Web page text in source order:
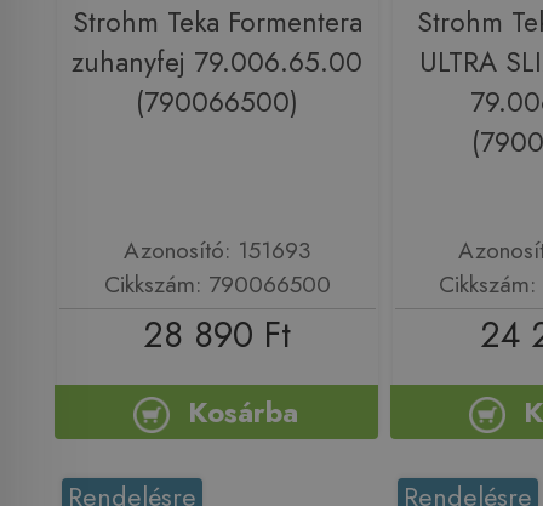
Strohm Teka Formentera
zuhanyfej 79.006.65.00
(790066500)
Azonosító: 151693
Cikkszám: 790066500
28 890 Ft
Kosárba
Strohm
ULTRA
24
Rendelésre Rendelésre